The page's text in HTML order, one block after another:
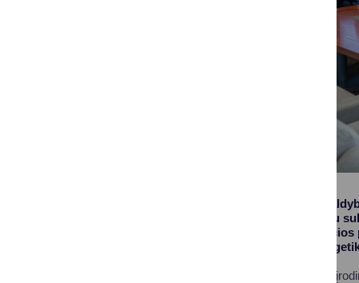
Druskininkų
klausimas, pagaliau
sužiedinimo
susitikime su
„Po daugybės metų